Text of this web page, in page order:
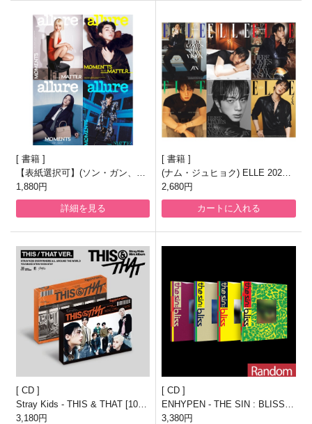
書籍
【表紙選択可】(ソン・ガン、イ
ム・シワン) allure 2026.8月号
1,880円
詳細を見る
書籍
(ナム・ジュヒョク) ELLE 2026.8
月号
2,680円
カートに入れる
CD
Stray Kids - THIS & THAT [10th
Mini Album/一般盤/2種のうち1種
3,180円
CD
ENHYPEN - THE SIN : BLISS [8
th Mini Album/一般盤/4種のうち1
3,380円